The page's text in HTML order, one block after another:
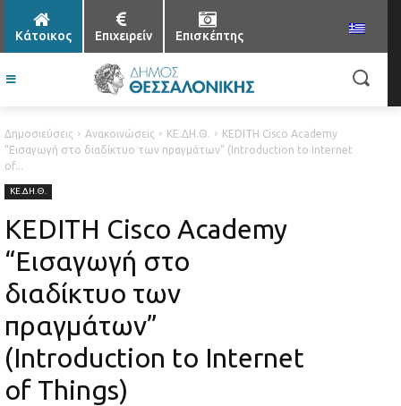
Κάτοικος Επιχειρείν Επισκέπτης
Δημοσιεύσεις Ανακοινώσεις ΚΕ.ΔΗ.Θ.
KEDITH Cisco Academy
“Εισαγωγή στο διαδίκτυο των πραγμάτων” (Introduction to Internet
of...
ΚΕ.ΔΗ.Θ.
KEDITH Cisco Academy
“Εισαγωγή στο
διαδίκτυο των
πραγμάτων”
(Introduction to Internet
of Things)